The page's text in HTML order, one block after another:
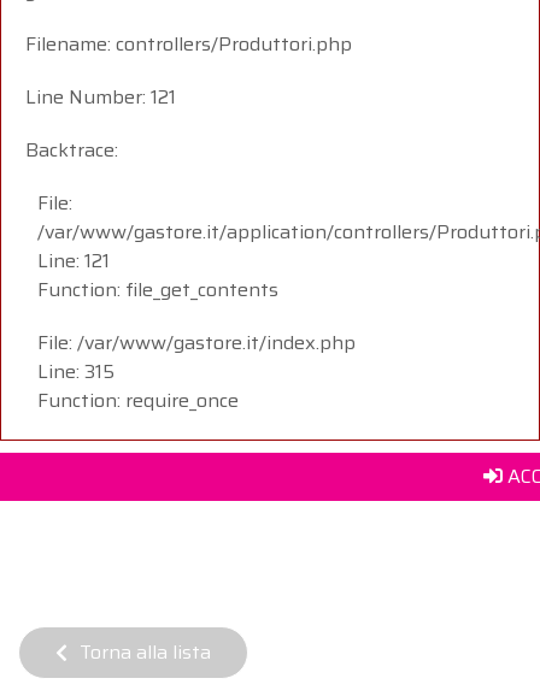
Filename: controllers/Produttori.php
Line Number: 121
Backtrace:
File:
/var/www/gastore.it/application/controllers/
Line: 121
Function: file_get_contents
File: /var/www/gastore.it/index.php
Line: 315
Function: require_once
Torna alla lista